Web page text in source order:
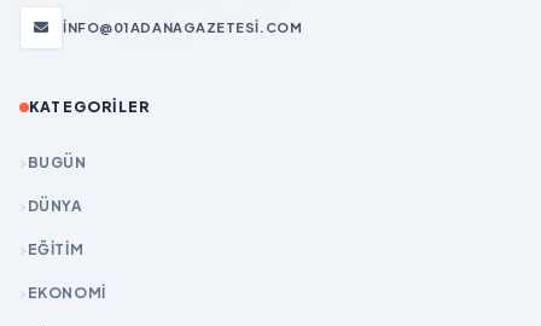
INFO@01ADANAGAZETESI.COM
KATEGORILER
BUGÜN
DÜNYA
EĞİTİM
EKONOMİ